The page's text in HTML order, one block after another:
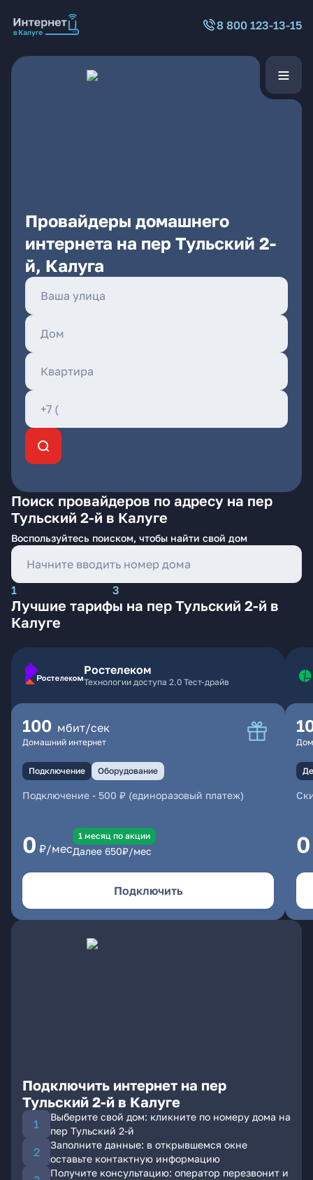
8 800 123-13-15
Провайдеры домашнего
интернета на пер Тульский 2-
й, Калуга
Поиск провайдеров по адресу на пер
Тульский 2-й в Калуге
Воспользуйтесь поиском, чтобы найти свой дом
1 3
Лучшие тарифы на пер Тульский 2-й в
Калуге
Ростелеком
Технологии доступа 2.0 Тест-драйв
100 мбит/сек
Домашний интернет
Подключение Оборудование
Подключение - 500 ₽ (единоразовый платеж)
0 ₽/мес
1 месяц по акции
Далее 650₽/мес
Подключить
0
Подключить интернет на пер
Тульский 2-й в Калуге
Выберите свой дом: кликните по номеру дома на
пер Тульский 2-й
Заполните данные: в открывшемся окне
оставьте контактную информацию
Получите консультацию: оператор перезвонит и